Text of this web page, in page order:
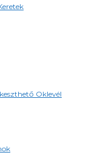
Oklevél